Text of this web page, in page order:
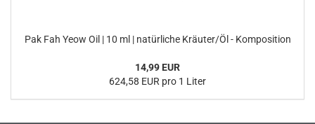
Pak Fah Yeow Oil | 10 ml | natürliche Kräuter/Öl - Komposition
14,99 EUR
624,58 EUR pro 1 Liter